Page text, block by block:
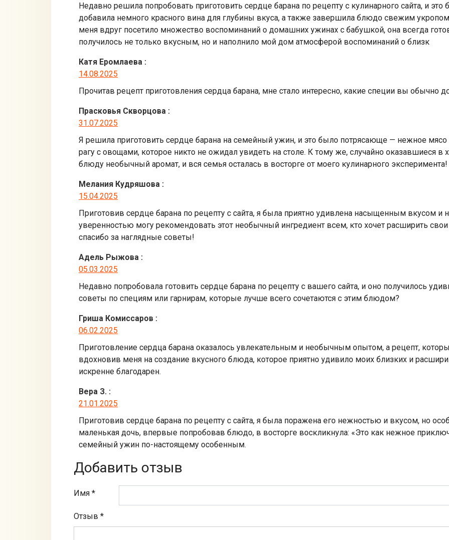
Недавно решила попробовать приготовить сердце барана по рецепту с кулинарного сайта, и
добавила немного красного вина для глубины вкуса, а также завершила блюдо свежим
меня вдруг посетило множество воспоминаний о домашних ужинах с бабушкой, она всегда
получилось не только вкусным, но и наполнило мой дом атмосферой воспоминаний о близк
Катя Еромлаева :
14.08.2025
Прочитав рецепт приготовления сердца барана, мне стало интересно, какие специи вы обычно
Прасковья Скворцова :
31.07.2025
Я решила приготовить сердце барана на семейный ужин, и это было потрясающе — нежное мясо
рагу с овощами, которое никто не ожидал увидеть на столе. К тому же, случайно оказавшиеся в
блюду необычный аромат, и вся семья осталась в восторге от моего кулинарного эксперимента!
Мелания Кудряшова :
15.04.2025
Приготовив сердце барана по рецепту с сайта, я была приятно удивлена насыщенным вкусом и
уверенностью могу рекомендовать этот необычный ингредиент всем, кто хочет расширить
спасибо за наглядные советы!
Адель Рыжова :
05.03.2025
Недавно попробовала готовить сердце барана по рецепту с вашего сайта, и оно получилось
советы по специям или гарнирам, которые лучше всего сочетаются с этим блюдом?
Гриша Комиссаров :
06.02.2025
Приготовление сердца барана оказалось увлекательным и необычным опытом, а рецепт,
вдохновив меня на создание вкусного блюда, которое приятно удивило моих близких и
искренне благодарен.
Вера З. :
21.01.2025
Приготовив сердце барана по рецепту с сайта, я была поражена его нежностью и вкусом, но
маленькая дочь, впервые попробовав блюдо, в восторге воскликнула: «Это как нежное
семейный ужин по-настоящему особенным.
Добавить отзыв
Имя *
Отзыв *